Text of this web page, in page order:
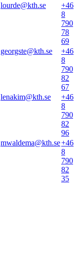
lourde@kth.se
+46
8
790
78
69
georgste@kth.se
+46
8
790
82
67
lenakim@kth.se
+46
8
790
82
96
mwaldema@kth.se+46
8
790
82
35